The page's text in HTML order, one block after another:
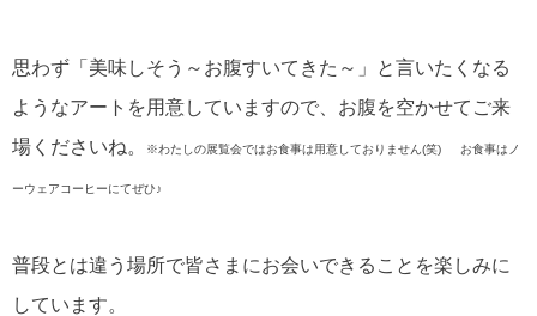
思わず「美味しそう～お腹すいてきた～」と言いたくなる
ようなアートを用意していますので、お腹を空かせてご来
場くださいね。
※わたしの展覧会ではお食事は用意しておりません(笑) お食事はノ
ーウェアコーヒーにてぜひ♪
普段とは違う場所で皆さまにお会いできることを楽しみに
しています。